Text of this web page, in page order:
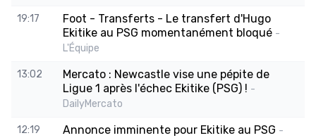
19:17
Foot - Transferts - Le transfert d'Hugo
Ekitike au PSG momentanément bloqué -
L'Équipe
13:02
Mercato : Newcastle vise une pépite de
Ligue 1 après l'échec Ekitike (PSG) ! -
DailyMercato
12:19 Annonce imminente pour Ekitike au PSG -